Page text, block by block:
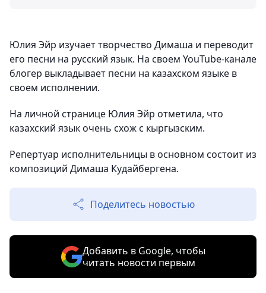
Юлия Эйр изучает творчество Димаша и переводит
его песни на русский язык. На своем YouTube-канале
блогер выкладывает песни на казахском языке в
своем исполнении.
На личной странице Юлия Эйр отметила, что
казахский язык очень схож с кыргызским.
Репертуар исполнительницы в основном состоит из
композиций Димаша Кудайбергена.
Поделитесь новостью
Добавить в Google, чтобы
читать новости первым